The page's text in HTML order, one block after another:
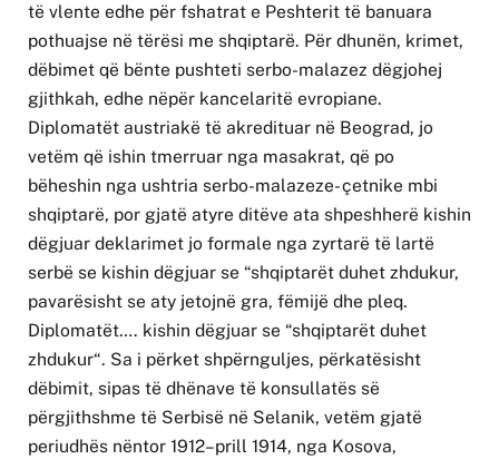
të vlente edhe për fshatrat e Peshterit të banuara
pothuajse në tërësi me shqiptarë. Për dhunën, krimet,
dëbimet që bënte pushteti serbo-malazez dëgjohej
gjithkah, edhe nëpër kancelaritë evropiane.
Diplomatët austriakë të akredituar në Beograd, jo
vetëm që ishin tmerruar nga masakrat, që po
bëheshin nga ushtria serbo-malazeze- çetnike mbi
shqiptarë, por gjatë atyre ditëve ata shpeshherë kishin
dëgjuar deklarimet jo formale nga zyrtarë të lartë
serbë se kishin dëgjuar se “shqiptarët duhet zhdukur,
pavarësisht se aty jetojnë gra, fëmijë dhe pleq.
Diplomatët…. kishin dëgjuar se “shqiptarët duhet
zhdukur“. Sa i përket shpërnguljes, përkatësisht
dëbimit, sipas të dhënave të konsullatës së
përgjithshme të Serbisë në Selanik, vetëm gjatë
periudhës nëntor 1912–prill 1914, nga Kosova,